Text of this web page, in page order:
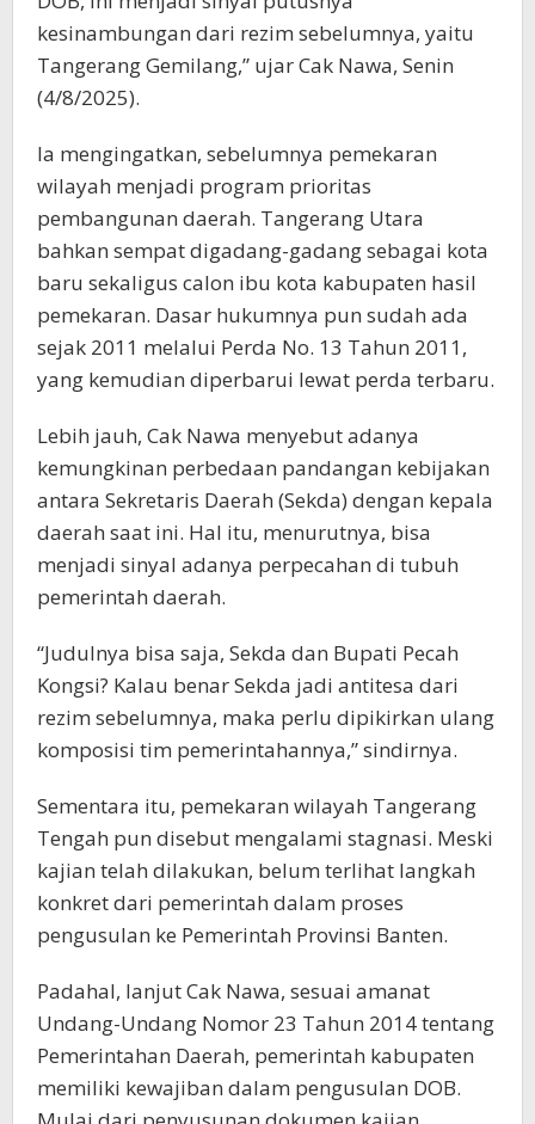
kesinambungan dari rezim sebelumnya, yaitu
Tangerang Gemilang,” ujar Cak Nawa, Senin
(4/8/2025).
Ia mengingatkan, sebelumnya pemekaran
wilayah menjadi program prioritas
pembangunan daerah. Tangerang Utara
bahkan sempat digadang-gadang sebagai kota
baru sekaligus calon ibu kota kabupaten hasil
pemekaran. Dasar hukumnya pun sudah ada
sejak 2011 melalui Perda No. 13 Tahun 2011,
yang kemudian diperbarui lewat perda terbaru.
Lebih jauh, Cak Nawa menyebut adanya
kemungkinan perbedaan pandangan kebijakan
antara Sekretaris Daerah (Sekda) dengan kepala
daerah saat ini. Hal itu, menurutnya, bisa
menjadi sinyal adanya perpecahan di tubuh
pemerintah daerah.
“Judulnya bisa saja, Sekda dan Bupati Pecah
Kongsi? Kalau benar Sekda jadi antitesa dari
rezim sebelumnya, maka perlu dipikirkan ulang
komposisi tim pemerintahannya,” sindirnya.
Sementara itu, pemekaran wilayah Tangerang
Tengah pun disebut mengalami stagnasi. Meski
kajian telah dilakukan, belum terlihat langkah
konkret dari pemerintah dalam proses
pengusulan ke Pemerintah Provinsi Banten.
Padahal, lanjut Cak Nawa, sesuai amanat
Undang-Undang Nomor 23 Tahun 2014 tentang
Pemerintahan Daerah, pemerintah kabupaten
memiliki kewajiban dalam pengusulan DOB.